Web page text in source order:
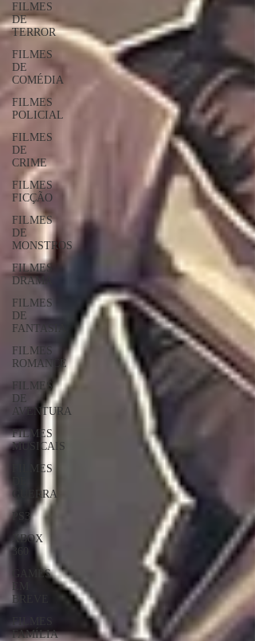
FILMES
DE
TERROR
FILMES
DE
COMÉDIA
FILMES
POLICIAL
FILMES
DE
CRIME
FILMES
FICÇÃO
FILMES
DE
MONSTROS
FILMES
DRAMA
FILMES
DE
FANTASIA
FILMES
ROMANCE
FILMES
DE
AVENTURA
FILMES
MUSICAIS
FILMES
GUERRA
PS3
XBOX
360
GAMES
BREVE
FILMES
FAMÍLIA